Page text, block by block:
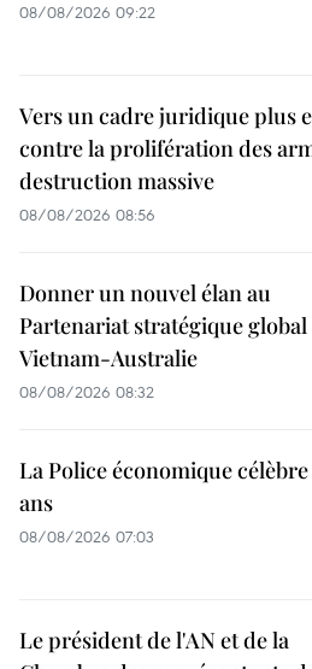
08/08/2026 09:22
Vers un cadre juridique plus
contre la prolifération des
destruction massive
08/08/2026 08:56
Donner un nouvel élan au
Partenariat stratégique global
Vietnam-Australie
08/08/2026 08:32
La Police économique célèbre
ans
08/08/2026 07:03
Le président de l'AN et de la